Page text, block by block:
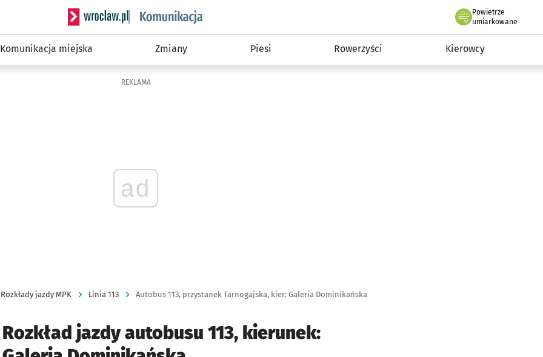
Serwis informacyjny wroclaw.pl podserwis: Komunikacja
Powietrze
we Wrocławiu
umiarkowane
Komunikacja miejska Zmiany Piesi Rowerzyści Kierowcy
REKLAMA
ad
Rozkłady jazdy MPK Linia 113 Autobus 113, przystanek Tarnogajska, kier: Galeria Dominikańska
Rozkład jazdy autobusu 113, kierunek: